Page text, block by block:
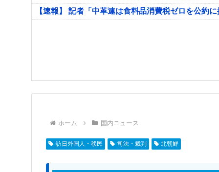
【速報】 記者「中革連は食料品消費税ゼロを公約
ホーム 国内ニュース
訪日外国人・移民 司法・裁判 北朝鮮